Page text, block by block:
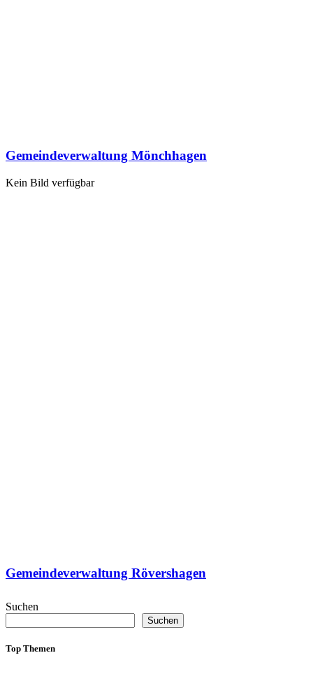
Gemeindeverwaltung Mönchhagen
Kein Bild verfügbar
Gemeindeverwaltung Rövershagen
Suchen
Suchen
Top Themen